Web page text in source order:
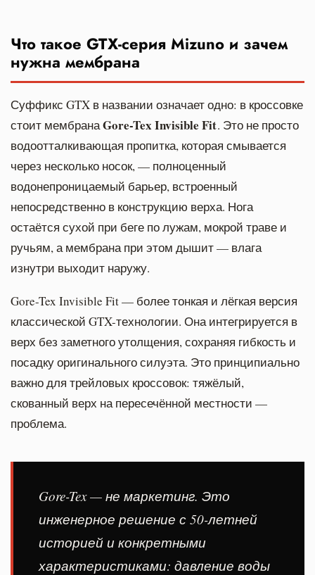
Что такое GTX-серия Mizuno и зачем
нужна мембрана
Суффикс GTX в названии означает одно: в кроссовке
стоит мембранаGore-Tex Invisible Fit. Это не просто
водоотталкивающая пропитка, которая смывается
через несколько носок, — полноценный
водонепроницаемый барьер, встроенный
непосредственно в конструкцию верха. Нога
остаётся сухой при беге по лужам, мокрой траве и
ручьям, а мембрана при этом дышит — влага
изнутри выходит наружу.
Gore-Tex Invisible Fit — более тонкая и лёгкая версия
классической GTX-технологии. Она интегрируется в
верх без заметного утолщения, сохраняя гибкость и
посадку оригинального силуэта. Это принципиально
важно для трейловых кроссовок: тяжёлый,
скованный верх на пересечённой местности —
проблема.
Gore-Tex — не маркетинг. Это
инженерное решение с 50-летней
историей и конкретными
характеристиками: давление воды